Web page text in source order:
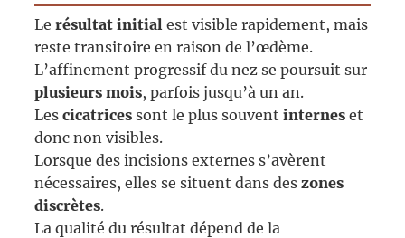
Le résultat initial est visible rapidement, mais
reste transitoire en raison de l’œdème.
L’affinement progressif du nez se poursuit sur
plusieurs mois, parfois jusqu’à un an.
Les cicatricessont le plus souvent interneset
donc non visibles.
Lorsque des incisions externes s’avèrent
nécessaires, elles se situent dans des zones
discrètes.
La qualité du résultat dépend de la